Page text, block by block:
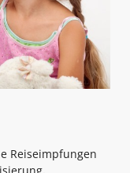
Reiseimpfungen